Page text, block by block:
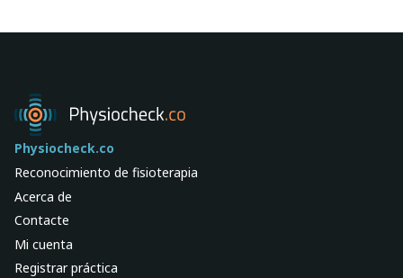
Physiocheck.co
Reconocimiento de fisioterapia
Acerca de
Contacte
Mi cuenta
Registrar práctica